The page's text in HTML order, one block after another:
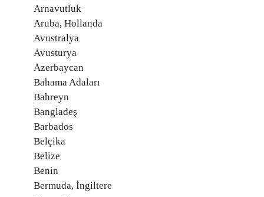
Arnavutluk
Aruba, Hollanda
Avustralya
Avusturya
Azerbaycan
Bahama Adaları
Bahreyn
Bangladeş
Barbados
Belçika
Belize
Benin
Bermuda, İngiltere